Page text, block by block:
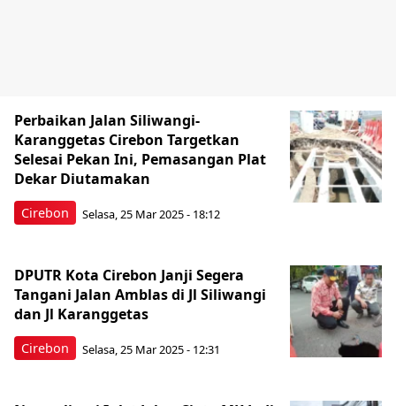
Cirebon
Perbaikan Jalan Siliwangi-
Karanggetas Cirebon Targetkan
Selesai Pekan Ini, Pemasangan Plat
Dekar Diutamakan
Selasa, 25 Mar 2025 - 18:12
Cirebon
DPUTR Kota Cirebon Janji Segera
Tangani Jalan Amblas di Jl Siliwangi
dan Jl Karanggetas
Selasa, 25 Mar 2025 - 12:31